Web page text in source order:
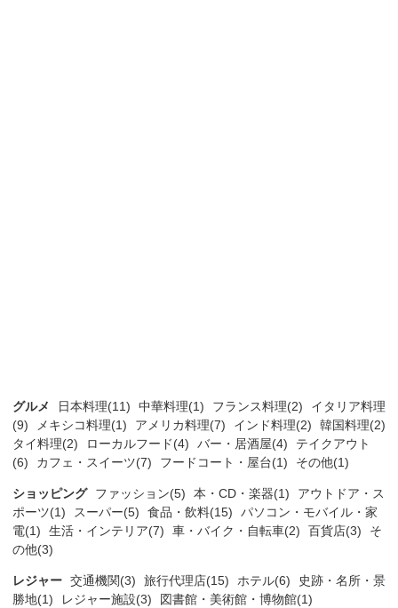
グルメ 日本料理(11) 中華料理(1) フランス料理(2)
イタリア料理
(9)
メキシコ料理(1) アメリカ料理(7) インド料理(2)
韓国料理(2)
タイ料理(2)
ローカルフード(4) バー・居酒屋(4)
テイクアウト
(6)
カフェ・スイーツ(7) フードコート・屋台(1) その他(1)
ショッピング ファッション(5) 本・CD・楽器(1)
アウトドア・ス
ポーツ(1)
スーパー(5) 食品・飲料(15)
パソコン・モバイル・家
電(1)
生活・インテリア(7) 車・バイク・自転車(2) 百貨店(3)
そ
の他(3)
レジャー 交通機関(3) 旅行代理店(15) ホテル(6)
史跡・名所・景
勝地(1)
レジャー施設(3) 図書館・美術館・博物館(1)